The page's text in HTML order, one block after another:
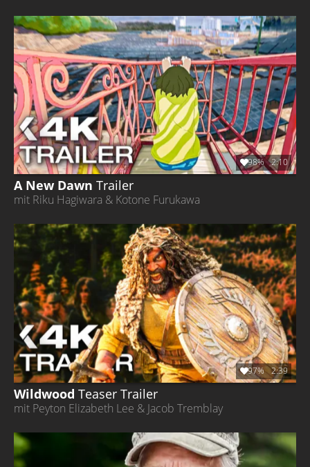
A New Dawn Trailer
mit Riku Hagiwara & Kotone Furukawa
98% 2:10
Wildwood Teaser Trailer
mit Peyton Elizabeth Lee & Jacob Tremblay
97% 2:39